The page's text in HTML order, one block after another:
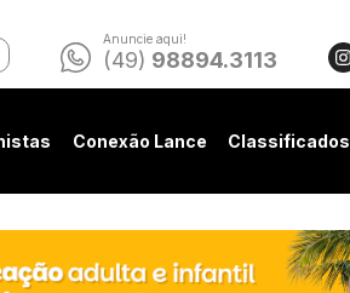
Anuncie aqui!
(49) 98894.3113
Conexão Lance Classificados